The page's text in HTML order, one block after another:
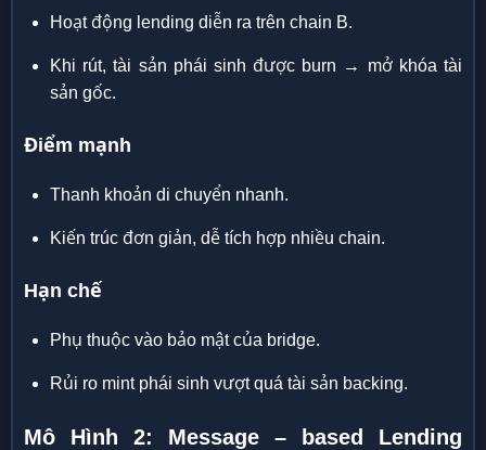
Hoạt động lending diễn ra trên chain B.
Khi rút, tài sản phái sinh được burn → mở khóa tài
sản gốc.
Điểm mạnh
Thanh khoản di chuyển nhanh.
Kiến trúc đơn giản, dễ tích hợp nhiều chain.
Hạn chế
Phụ thuộc vào bảo mật của bridge.
Rủi ro mint phái sinh vượt quá tài sản backing.
Mô Hình 2: Message – based Lending